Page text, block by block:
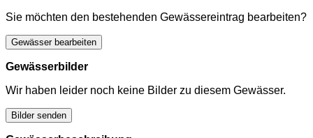
Sie möchten den bestehenden Gewässereintrag bearbeiten?
Gewässer bearbeiten
Gewässerbilder
Wir haben leider noch keine Bilder zu diesem Gewässer.
Bilder senden